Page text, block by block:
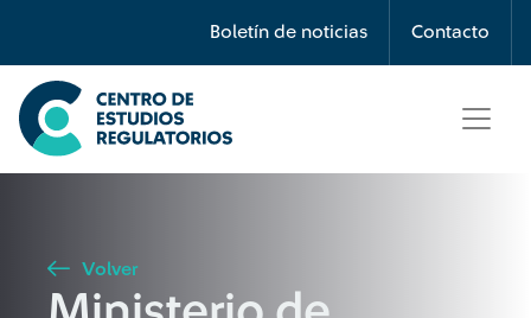
Boletín de noticias Contacto
Búsqueda
Seleccione país
Volver